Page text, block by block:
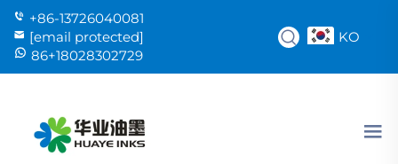
+86-13726040081
[email protected]
86+18028302729
KO